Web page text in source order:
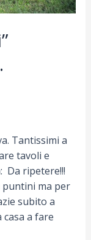
Tantissimi a
tavoli e
Da ripetere!!!
puntini ma per
subito a
a fare